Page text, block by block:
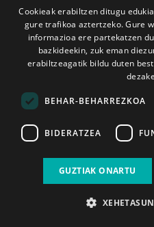
Osasuna
Cookieak erabiltzen ditugu
gure trafikoa aztertzeko. Gure
informazioa ere partekatzen
bazkideekin, zuk eman
erabiltzeagatik bildu duten
BEHAR-BEHARREZKOA
BIDERATZEA
GUZTIAK ONARTU